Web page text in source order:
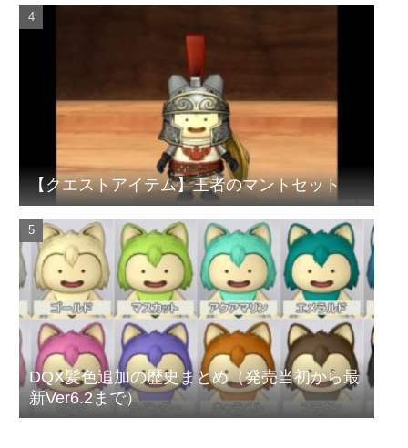
【クエストアイテム】王者のマントセット
DQX髪色追加の歴史まとめ（発売当初から最
新Ver6.2まで）